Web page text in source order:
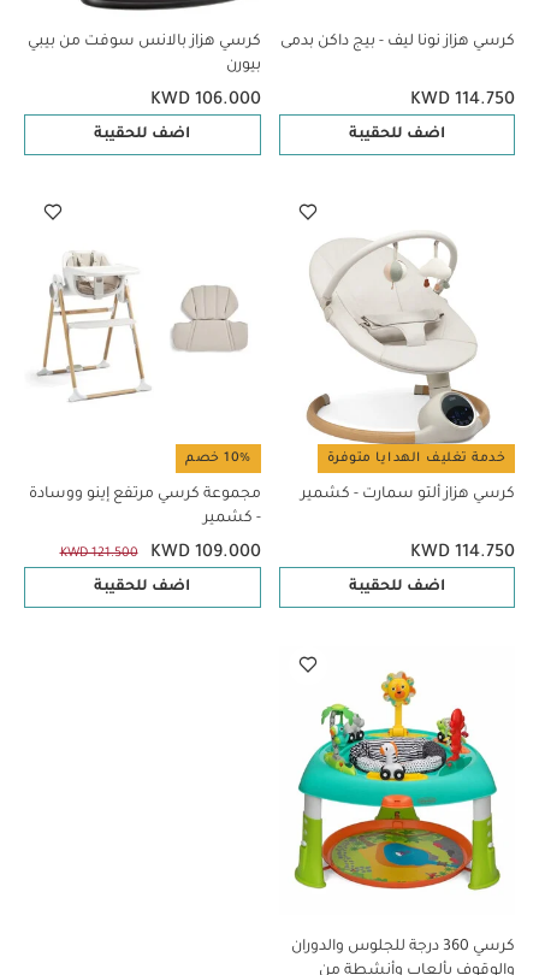
كرسي هزاز نونا ليف - بيج داكن بدمى
KWD 114.750
اضف للحقيبة
كرسي هزاز بالانس سوفت من بيبي
بيورن
KWD 106.000
اضف للحقيبة
خدمة تغليف الهدايا متوفرة
كرسي هزاز ألتو سمارت - كشمير
KWD 114.750
اضف للحقيبة
10% خصم
مجموعة كرسي مرتفع إينو ووسادة
- كشمير
KWD 109.000
KWD 121.500
اضف للحقيبة
كرسي 360 درجة للجلوس والدوران
والوقوف بألعاب وأنشطة من